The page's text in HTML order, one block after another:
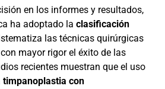
en los informes y resultados,
ha adoptado la clasificación
las técnicas quirúrgicas
mayor rigor el éxito de las
recientes muestran que el uso
timpanoplastia con